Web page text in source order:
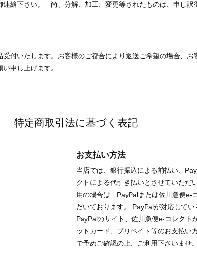
絡下さい。 尚、分解、加工、変更等されたものは、申し訳
付いたします。お客様のご都合により返送ご希望の場合、
申し上げます。
特定商取引法に基づく表記
お支払い方法
当店では、銀行振込による前払い、
クトによる代引き払いとさせていただ
用の場合は、PayPalまたは佐川急便e-
だいております。 PayPalが対応して
PayPalのサイト、佐川急便e-コレクト
ットカード、プリペイド等のお支払い
で予めご確認の上、ご利用下さいませ。